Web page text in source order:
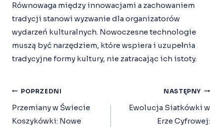
Równowaga między innowacjami a zachowaniem
tradycji stanowi wyzwanie dla organizatorów
wydarzeń kulturalnych. Nowoczesne technologie
muszą być narzędziem, które wspiera i uzupełnia
tradycyjne formy kultury, nie zatracając ich istoty.
Nawigacja
Wpisu
POPRZEDNI
Przemiany w Świecie
Koszykówki: Nowe
NASTĘPNY
Ewolucja Siatkówki w
Erze Cyfrowej: